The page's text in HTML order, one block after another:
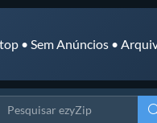
• Sem Anúncios •